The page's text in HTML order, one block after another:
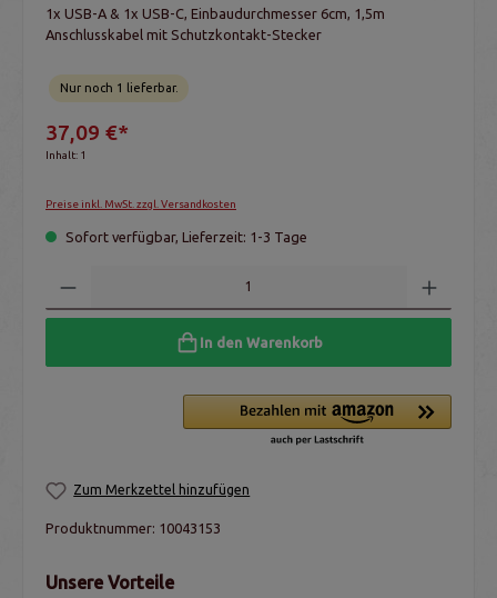
1x USB-A & 1x USB-C, Einbaudurchmesser 6cm, 1,5m
Anschlusskabel mit Schutzkontakt-Stecker
Nur noch 1 lieferbar.
37,09 €*
Inhalt: 1
Preise inkl. MwSt. zzgl. Versandkosten
Sofort verfügbar, Lieferzeit: 1-3 Tage
In den Warenkorb
Zum Merkzettel hinzufügen
Produktnummer: 10043153
Unsere Vorteile